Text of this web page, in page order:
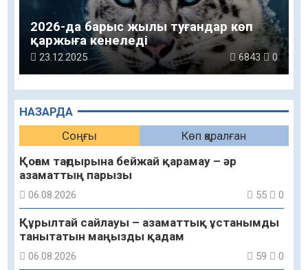
НАЗАРДА
Соңғы
Көп қаралған
Қоғам тағдырына бейжай қарамау – әр
азаматтың парызы
06.08.2026 55 0
Құрылтай сайлауы – азаматтық ұстанымды
танытатын маңызды қадам
06.08.2026 59 0
2026-да барыс жылы туғандар көп
қаржыға кенеледі
23.12.2025 6843 0